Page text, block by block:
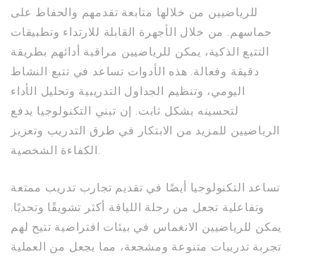
للرياضيين من خلالها متابعة تقدمهم والحفاظ على
حماسهم. من خلال الأجهرة القابلة للارتداء وتطبيقات
التتبع الذكية، يمكن للرياضيين مراقبة أدائهم بطريقة
دقيقة وفعالة. هذه الأدوات تساعد في تتبع النشاط
اليومي، وتنظيم الجداول التدريبية وتحليل الأداء
لتحسينه بشكل ثابت. إن تبني التكنولوجيا يدفع
الرياضيين للمزيد من الابتكار في طرق التدريب وتعزيز
الكفاءة الشخصية.
تساعد التكنولوجيا أيضًا في تقديم تجارب تدريب ممتعة
وتفاعلية تجعل من رحلة اللياقة أكثر تشويقًا وتحديًا.
يمكن للرياضيين الانغماس في بيئات افتراضية تتيح لهم
تجربة تدريبات متنوعة ومشجعة، مما يجعل من العملية